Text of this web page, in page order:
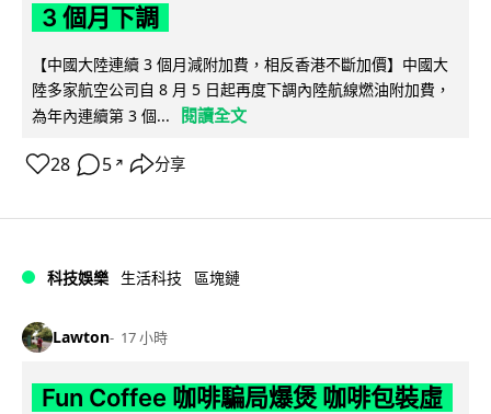
3 個月下調
【中國大陸連續 3 個月減附加費，相反香港不斷加價】中國大
陸多家航空公司自 8 月 5 日起再度下調內陸航線燃油附加費，
為年內連續第 3 個...
閱讀全文
28 5 ↗ 分享
科技娛樂 生活科技 區塊鏈
Lawton 17 小時
Fun Coffee 咖啡騙局爆煲 咖啡包裝虛